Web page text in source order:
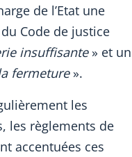
de l’Etat une
Code de justice
insuffisante» et un
fermeture».
les
les règlements de
accentuées ces